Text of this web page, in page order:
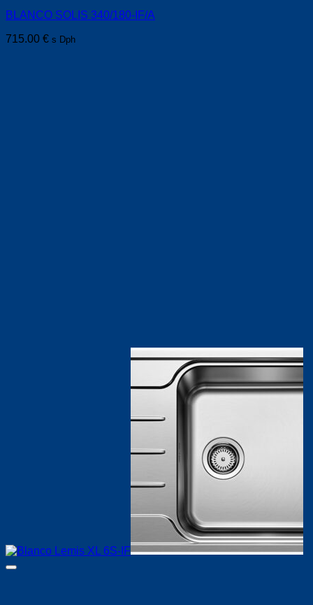
BLANCO SOLIS 340/180-IF/A
715.00 € s Dph